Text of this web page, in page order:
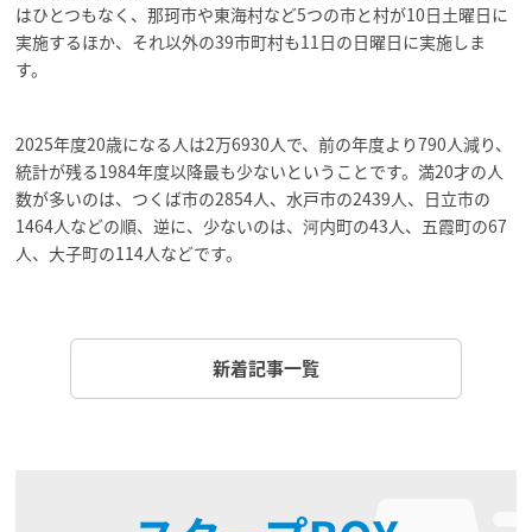
はひとつもなく、那珂市や東海村など5つの市と村が10日土曜日に
実施するほか、それ以外の39市町村も11日の日曜日に実施しま
す。
2025年度20歳になる人は2万6930人で、前の年度より790人減り、
統計が残る1984年度以降最も少ないということです。満20才の人
数が多いのは、つくば市の2854人、水戸市の2439人、日立市の
1464人などの順、逆に、少ないのは、河内町の43人、五霞町の67
人、大子町の114人などです。
新着記事一覧